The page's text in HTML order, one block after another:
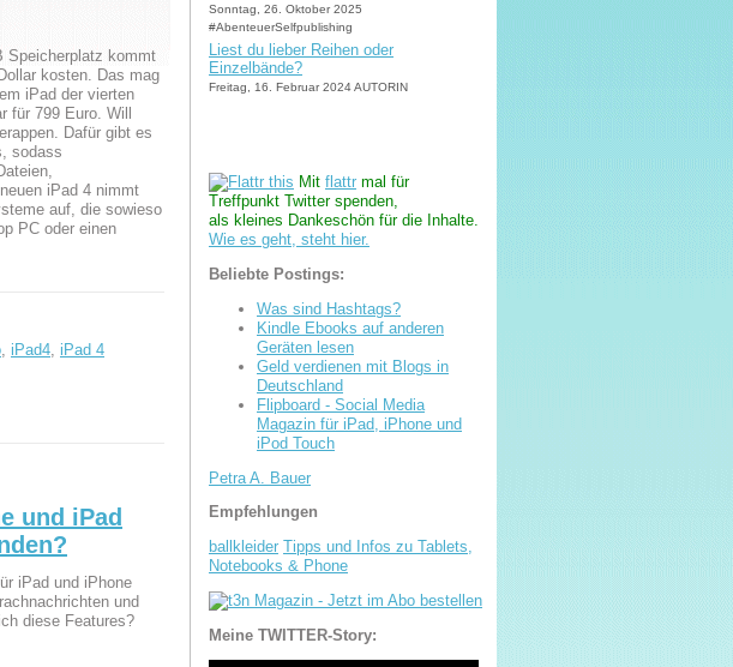
Speicherplatz kommt
kosten. Das mag
iPad der vierten
für 799 Euro. Will
Dafür gibt es
sodass
iPad 4 nimmt
auf, die sowieso
PC oder einen
iPad4 iPad 4
und iPad
iPad und iPhone
und
diese Features?
Sonntag, 26. Oktober 2025
#AbenteuerSelfpublishing
Liest du lieber Reihen oder
Einzelbände?
Freitag, 16. Februar 2024 AUTORIN
Mit flattr mal für
Treffpunkt Twitter spenden,
als kleines Dankeschön für die Inhalte.
Wie es geht, steht hier.
Beliebte Postings:
Was sind Hashtags?
Kindle Ebooks auf anderen
Geräten lesen
Geld verdienen mit Blogs in
Deutschland
Flipboard - Social Media
Magazin für iPad, iPhone und
iPod Touch
Petra A. Bauer
Empfehlungen
ballkleider Tipps und Infos zu Tablets,
Notebooks & Phone
Meine TWITTER-Story: